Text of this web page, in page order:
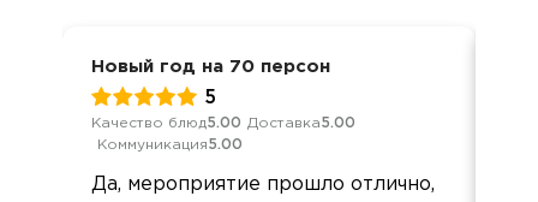
Новый год на 70 персон
5
Качество блюд5.00 Доставка5.00
Коммуникация5.00
Да, мероприятие прошло отлично,